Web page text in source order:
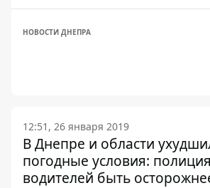
НОВОСТИ ДНЕПРА
12:51, 26 января 2019
В Днепре и области
погодные условия:
водителей быть